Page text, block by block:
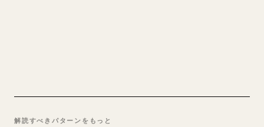
解読すべきパターンをもっと